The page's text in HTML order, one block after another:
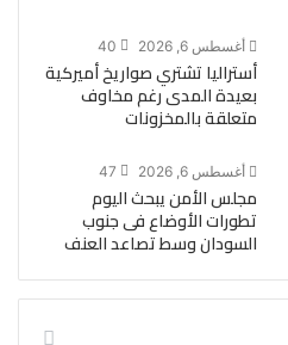
أغسطس 6, 2026 40
أستراليا تشتري صواريخ أميركية
بعيدة المدى رغم مخاوف
متعلقة بالمخزونات
أغسطس 6, 2026 47
مجلس الأمن يبحث اليوم
تطورات الأوضاع فى جنوب
السودان وسط تصاعد العنف